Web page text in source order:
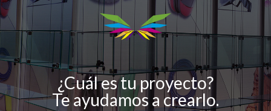
¿Cuál es tu proyecto?
Te ayudamos a crearlo.